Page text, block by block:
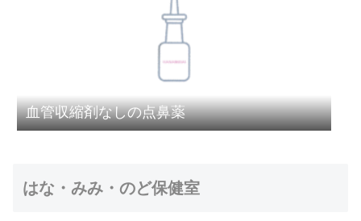
血管収縮剤なしの点鼻薬
はな・みみ・のど保健室